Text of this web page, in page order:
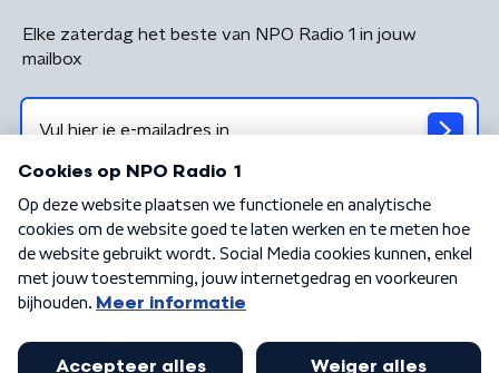
Elke zaterdag het beste van NPO Radio 1 in jouw
mailbox
Algemene voorwaarden